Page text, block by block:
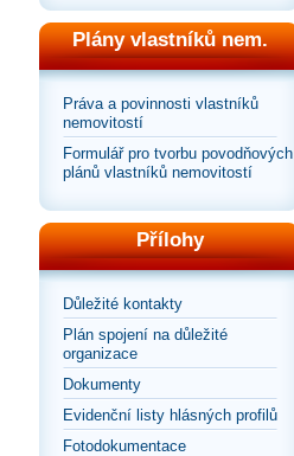
Plány vlastníků nem.
Práva a povinnosti vlastníků
nemovitostí
Formulář pro tvorbu povodňových
plánů vlastníků nemovitostí
Přílohy
Důležité kontakty
Plán spojení na důležité
organizace
Dokumenty
Evidenční listy hlásných profilů
Fotodokumentace